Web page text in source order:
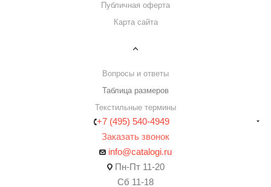
Публичная оферта
Карта сайта
Вопросы и ответы
Таблица размеров
Текстильные термины
+7 (495) 540-4949
Заказать звонок
info@catalogi.ru
Пн-Пт 11-20
Сб 11-18